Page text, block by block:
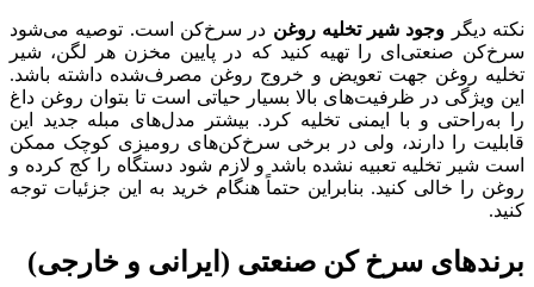
نکته دیگر وجود شیر تخلیه روغن در سرخ‌کن است. توصیه می‌شود
سرخ‌کن صنعتی‌ای را تهیه کنید که در پایین مخزن هر لگن، شیر
تخلیه روغن جهت تعویض و خروج روغن مصرف‌شده داشته باشد.
این ویژگی در ظرفیت‌های بالا بسیار حیاتی است تا بتوان روغن داغ
را به‌راحتی و با ایمنی تخلیه کرد. بیشتر مدل‌های مبله جدید این
قابلیت را دارند، ولی در برخی سرخ‌کن‌های رومیزی کوچک ممکن
است شیر تخلیه تعبیه نشده باشد و لازم شود دستگاه را کج کرده و
روغن را خالی کنید. بنابراین حتماً هنگام خرید به این جزئیات توجه
کنید.
برندهای سرخ کن صنعتی (ایرانی و خارجی)